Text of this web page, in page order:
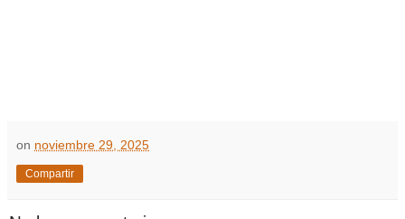
on noviembre 29, 2025
Compartir